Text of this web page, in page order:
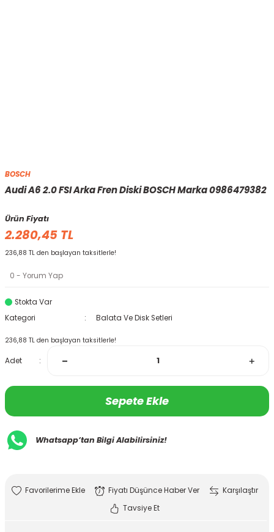
BOSCH
Audi A6 2.0 FSI Arka Fren Diski BOSCH Marka 0986479382
Ürün Fiyatı
2.280,45 TL
236,88 TL den başlayan taksitlerle!
0 - Yorum Yap
Stokta Var
Kategori
Balata Ve Disk Setleri
236,88 TL den başlayan taksitlerle!
Adet
Sepete Ekle
Whatsapp’tan Bilgi Alabilirsiniz!
Fiyatı Düşünce Haber Ver
Karşılaştır
Tavsiye Et